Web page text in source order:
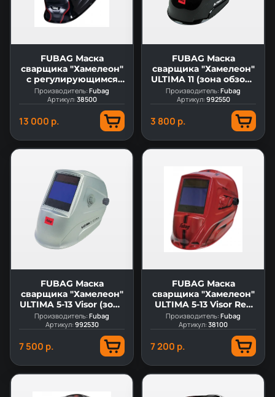
FUBAG Маска
сварщика "Хамелеон"
с регулирующимся
фильтром BLITZ 9-13
Visor Black
Производитель:Fubag
Артикул:38500
13 000 р.
FUBAG Маска
сварщика "Хамелеон"
ULTIMA 11 (зона обзора
100 мм х 49 мм)
Производитель:Fubag
Артикул:992550
3 800 р.
FUBAG Маска
сварщика "Хамелеон"
ULTIMA 5-13 Visor (зона
обзора 100 мм х 67
мм)
Производитель:Fubag
Артикул:992530
7 500 р.
FUBAG Маска
сварщика "Хамелеон"
ULTIMA 5-13 Visor Red
(зона обзора 100 мм х
67 мм)
Производитель:Fubag
Артикул:38100
7 200 р.